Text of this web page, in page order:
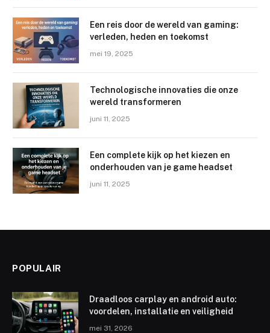
Een reis door de wereld van gaming:
verleden, heden en toekomst
mei 19, 2025
Technologische innovaties die onze
wereld transformeren
juni 11, 2025
Een complete kijk op het kiezen en
onderhouden van je game headset
juni 11, 2025
POPULAIR
Draadloos carplay en android auto:
voordelen, installatie en veiligheid
mei 31, 2026